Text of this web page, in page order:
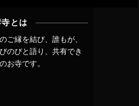
とは
ご縁を結び、誰もが、
のびと語り、共有でき
お寺です。